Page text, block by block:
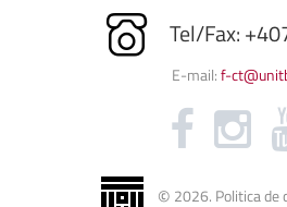
Tel/Fax:
E-mail:f-
© 2026. Politica